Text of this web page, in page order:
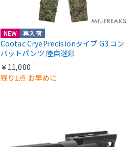
NEW 再入荷
Cootac CryePrecisionタイプ G3 コン
バットパンツ 陸自迷彩
￥11,000
残り1点 お早めに